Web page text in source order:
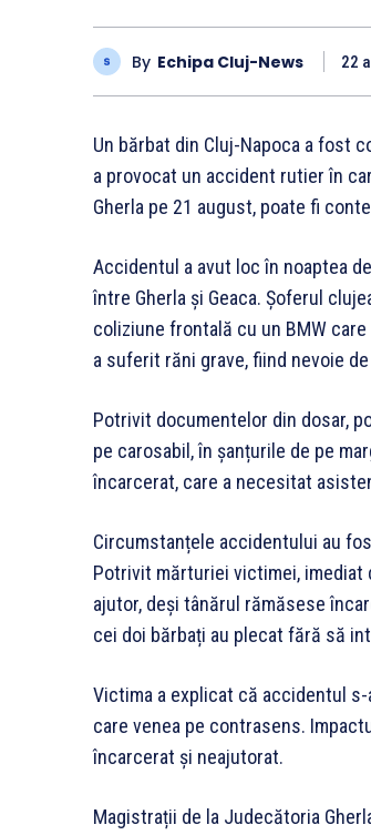
By Echipa Cluj-News 22
Un bărbat din Cluj-Napoca a fost
a provocat un accident rutier în
Gherla pe 21 august, poate fi
Accidentul a avut loc în noaptea
între Gherla și Geaca. Șoferul
coliziune frontală cu un BMW
a suferit răni grave, fiind nevoie
Potrivit documentelor din dosar,
pe carosabil, în șanțurile de pe
încarcerat, care a necesitat
Circumstanțele accidentului au
Potrivit mărturiei victimei, imediat
ajutor, deși tânărul rămăsese
cei doi bărbați au plecat fără să
Victima a explicat că accidentul
care venea pe contrasens.
încarcerat și neajutorat.
Magistrații de la Judecătoria